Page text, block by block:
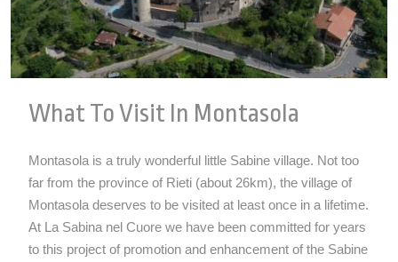
What To Visit In Montasola
Montasola is a truly wonderful little Sabine village. Not too
far from the province of Rieti (about 26km), the village of
Montasola deserves to be visited at least once in a lifetime.
At La Sabina nel Cuore we have been committed for years
to this project of promotion and enhancement of the Sabine